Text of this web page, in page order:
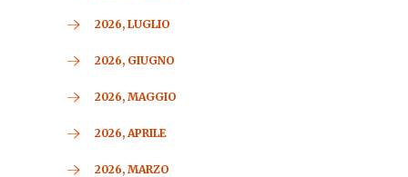
2026, LUGLIO
2026, GIUGNO
2026, MAGGIO
2026, APRILE
2026, MARZO